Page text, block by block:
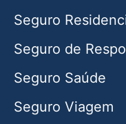
Seguro
Seguro de
Seguro Saúde
Seguro Viagem